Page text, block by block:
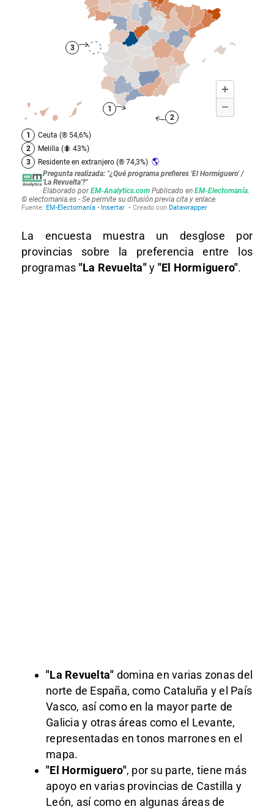
La encuesta muestra un desglose por
provincias sobre la preferencia entre los
programas "La Revuelta"y "El Hormiguero".
"La Revuelta" domina en varias zonas del
norte de España, como Cataluña y el País
Vasco, así como en la mayor parte de
Galicia y otras áreas como el Levante,
representadas en tonos marrones en el
mapa.
"El Hormiguero", por su parte, tiene más
apoyo en varias provincias de Castilla y
León, así como en algunas áreas de